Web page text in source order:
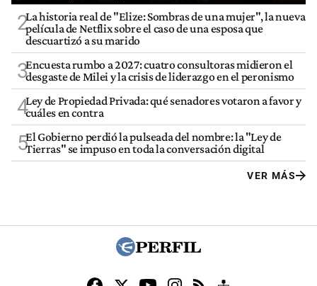
2La historia real de "Elize: Sombras de una mujer", la nueva
película de Netflix sobre el caso de una esposa que
descuartizó a su marido
3Encuesta rumbo a 2027: cuatro consultoras midieron el
desgaste de Milei y la crisis de liderazgo en el peronismo
4Ley de Propiedad Privada: qué senadores votaron a favor y
cuáles en contra
5El Gobierno perdió la pulseada del nombre: la "Ley de
Tierras" se impuso en toda la conversación digital
VER MÁS